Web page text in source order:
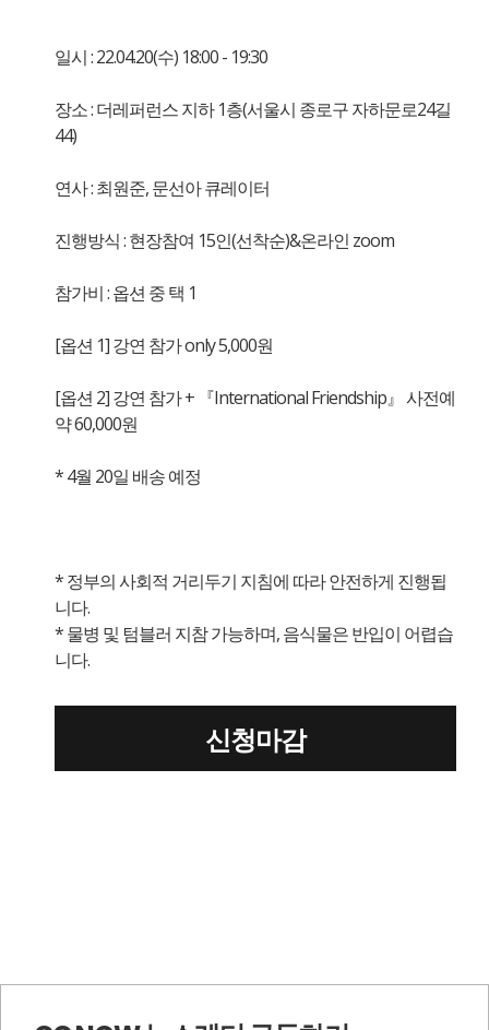
일시 : 22.04.20(수) 18:00 - 19:30
장소 : 더레퍼런스 지하 1층(서울시 종로구 자하문로24길
44)
연사 : 최원준, 문선아 큐레이터
진행방식 : 현장참여 15인(선착순)&온라인 zoom
참가비 : 옵션 중 택 1
[옵션 1] 강연 참가 only 5,000원
[옵션 2] 강연 참가 + 『International Friendship』 사전예
약 60,000원
* 4월 20일 배송 예정
* 정부의 사회적 거리두기 지침에 따라 안전하게 진행됩
니다.
* 물병 및 텀블러 지참 가능하며, 음식물은 반입이 어렵습
니다.
신청마감